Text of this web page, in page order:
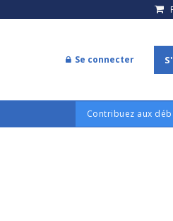
Se connecter
Contribuez aux